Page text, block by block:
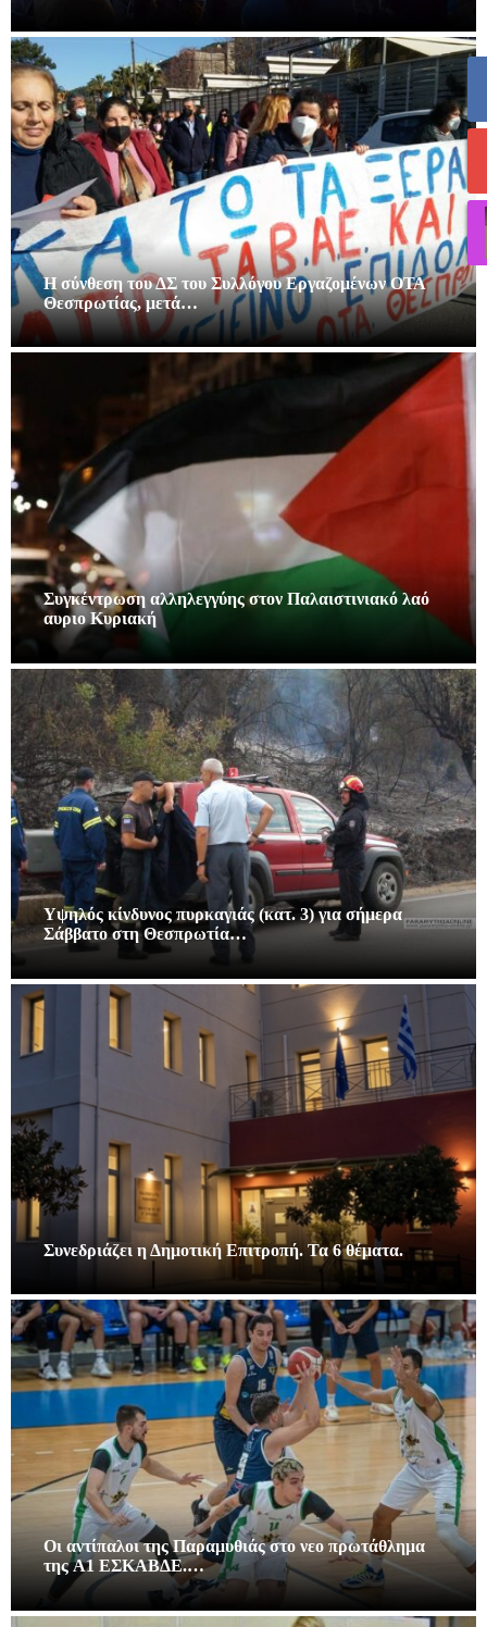
Η σύνθεση του ΔΣ του Συλλόγου Εργαζομένων ΟΤΑ
Θεσπρωτίας, μετά…
Συγκέντρωση αλληλεγγύης στον Παλαιστινιακό λαό
αυριο Κυριακή
Υψηλός κίνδυνος πυρκαγιάς (κατ. 3) για σήμερα
Σάββατο στη Θεσπρωτία…
Συνεδριάζει η Δημοτική Επιτροπή. Τα 6 θέματα.
Οι αντίπαλοι της Παραμυθιάς στο νεο πρωτάθλημα
της A1 ΕΣΚΑΒΔΕ.…